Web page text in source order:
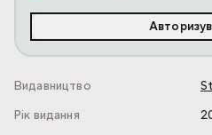
Видавництво
Рік видання